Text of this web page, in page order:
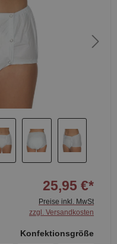
25,95 €*
Preise inkl. MwSt
zzgl. Versandkosten
Konfektionsgröße